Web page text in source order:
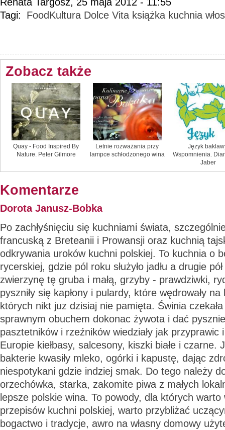
Tagi:
FoodKultura Dolce Vita książka kuchnia
Zobacz także
Quay - Food Inspired By
Nature. Peter Gilmore
Letnie rozważania przy
lampce schłodzonego wina
Język
Wspomnienia.
Jaber
Komentarze
Dorota Janusz-Bobka
Po zachłyśnięciu się kuchniami świata,
francuską z Breteanii i Prowansji oraz kuchnią
odkrywania uroków kuchni polskiej. To kuchnia o
rycerskiej, gdzie pól roku służyło jadłu a drugie
zwierzynę tę gruba i małą, grzyby - prawdziwki,
pyszniły się kapłony i pulardy, które wędrowały
których nikt juz dzisiaj nie pamięta. Świnia
sprawnym obuchem dokonac żywota i dać
pasztetników i rzeźników wiedziały jak przyprawic
Europie kiełbasy, salcesony, kiszki białe i czarne.
bakterie kwasiły mleko, ogórki i kapustę, dając
niespotykani gdzie indziej smak. Do tego należy
orzechówka, starka, zakomite piwa z małych
lepsze polskie wina. To powody, dla których
przepisów kuchni polskiej, warto przybliżać
bogactwo i tradycje, awro na własny domowy